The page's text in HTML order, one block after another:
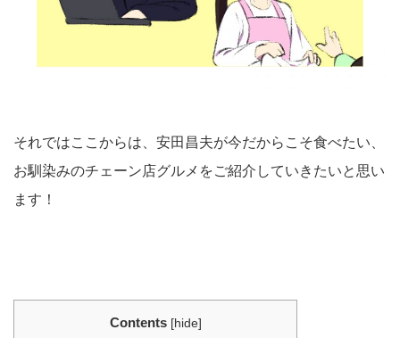
それではここからは、安田昌夫が今だからこそ食べたい、
お馴染みのチェーン店グルメをご紹介していきたいと思い
ます！
Contents [hide]